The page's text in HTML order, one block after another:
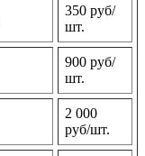
350 руб/
шт.
900 руб/
шт.
2 000
руб/шт.